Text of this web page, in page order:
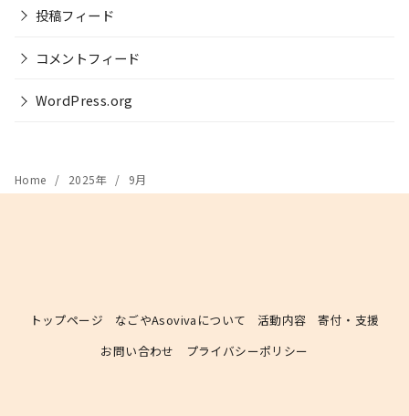
投稿フィード
コメントフィード
WordPress.org
Home 2025年 9月
トップページ なごやAsovivaについて 活動内容
寄付・支援
お問い合わせ
プライバシーポリシー